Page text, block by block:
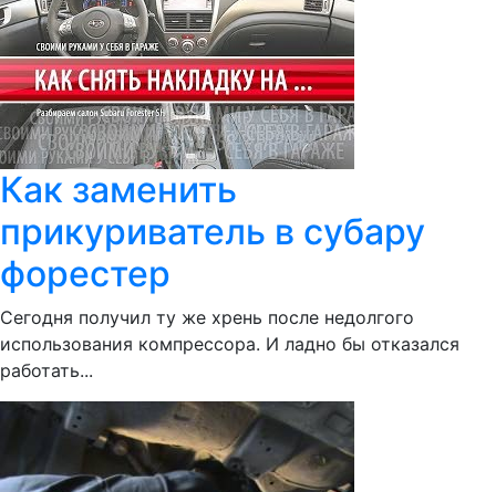
Как заменить
прикуриватель в субару
форестер
Сегодня получил ту же хрень после недолгого
использования компрессора. И ладно бы отказался
работать...